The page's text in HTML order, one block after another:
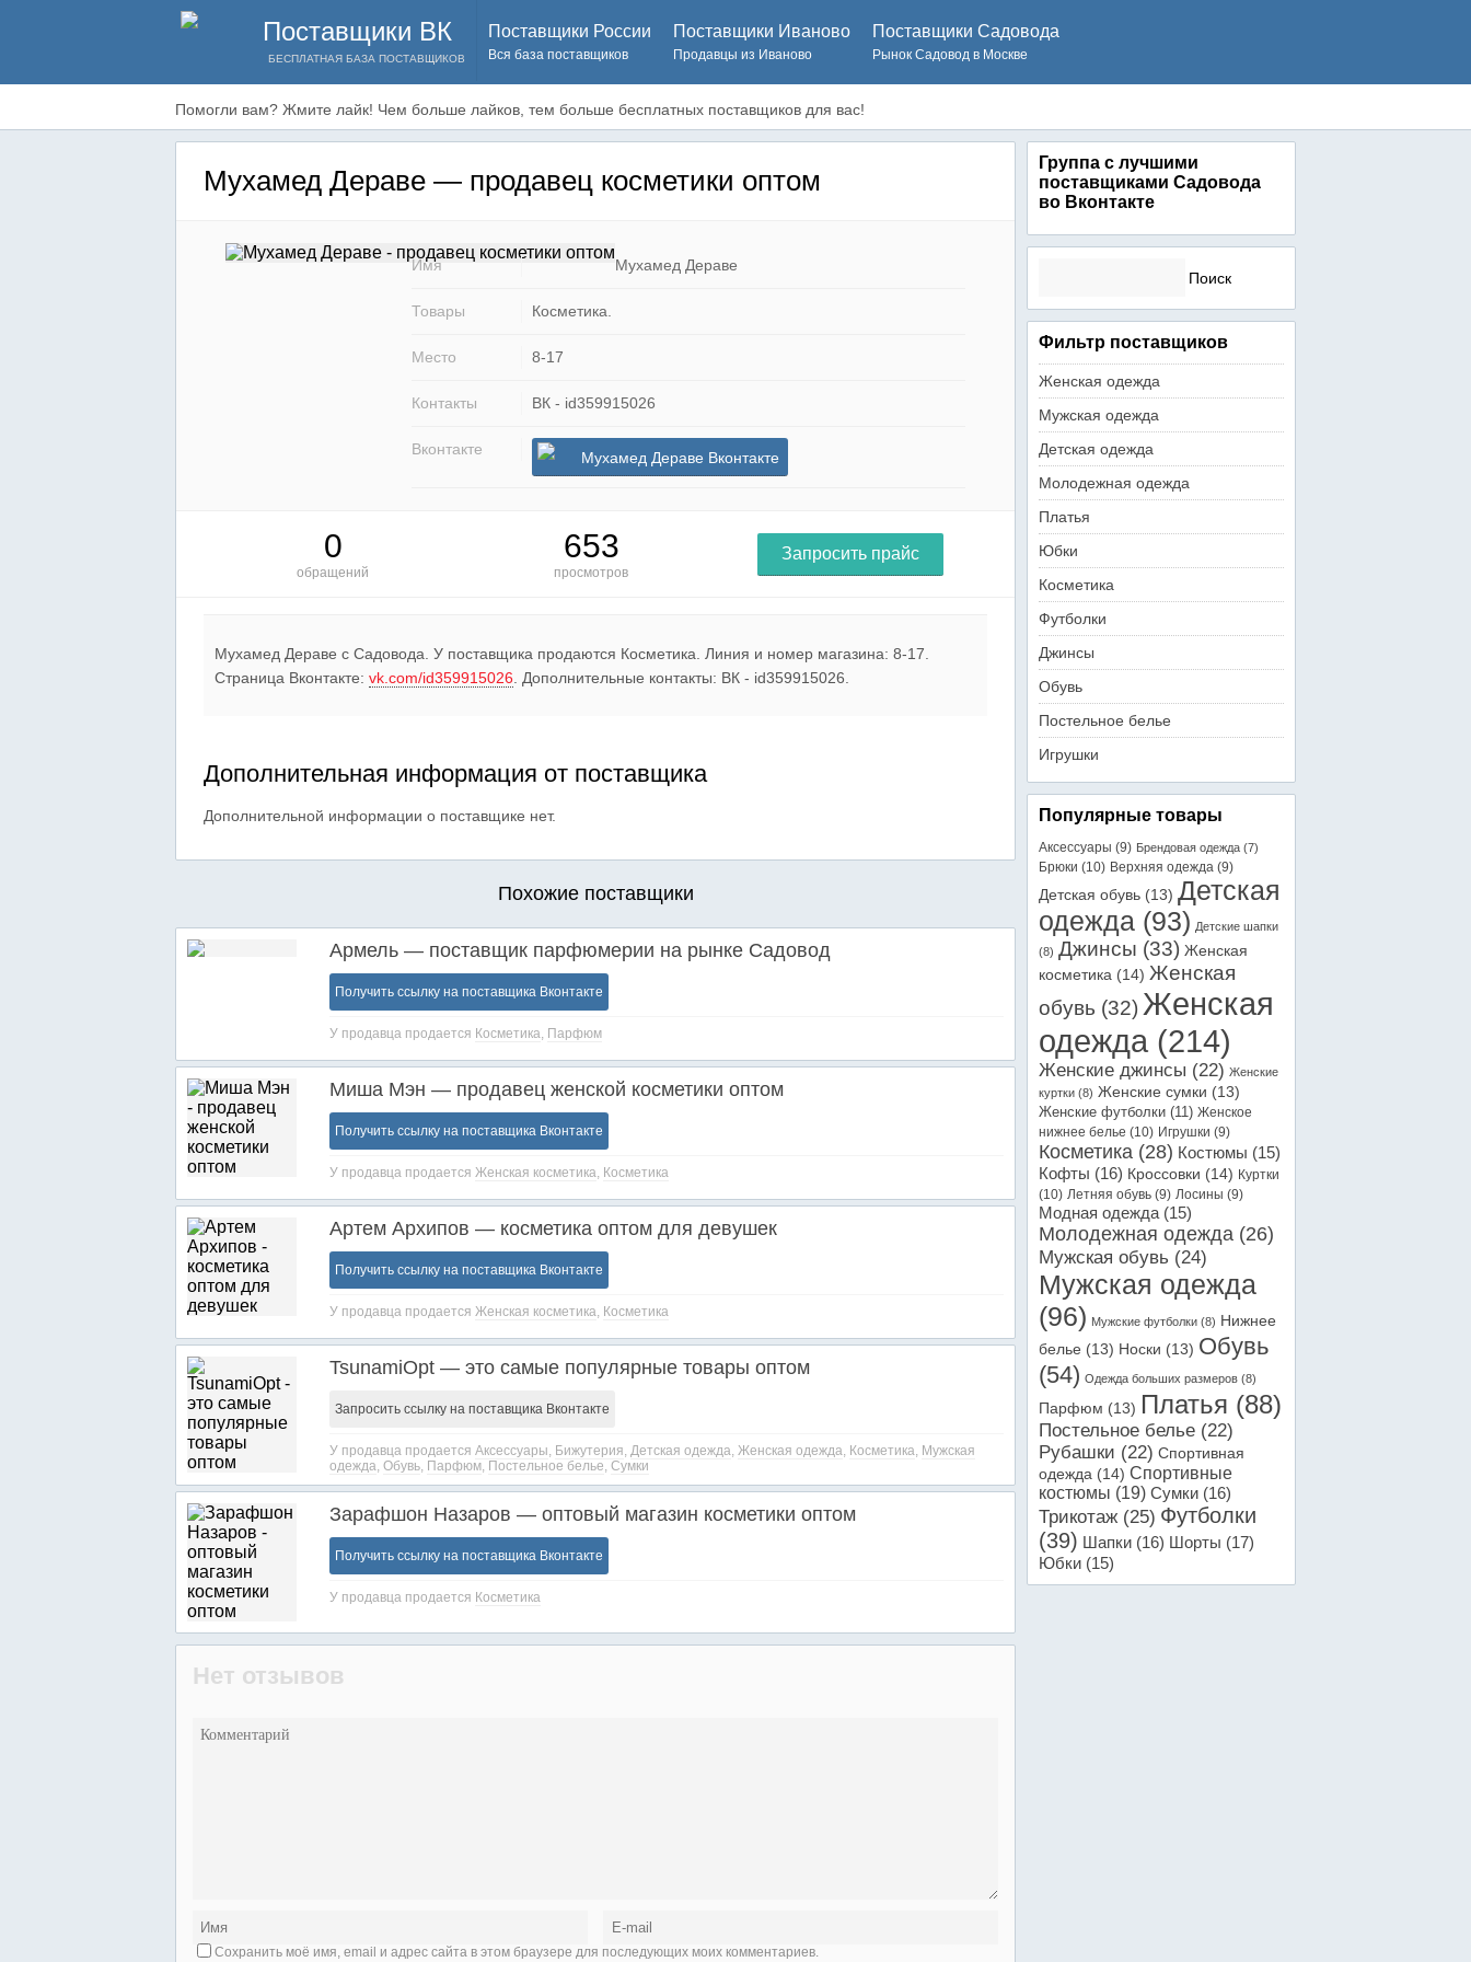
Поставщики ВК
БЕСПЛАТНАЯ БАЗА ПОСТАВЩИКОВ
Поставщики России
Вся база поставщиков
Поставщики Иваново
Продавцы из Иваново
Поставщики Садовода
Рынок Садовод в Москве
Помогли вам? Жмите лайк! Чем больше лайков, тем больше бесплатных поставщиков для вас!
Мухамед Дераве — продавец косметики оптом
Имя Мухамед Дераве
Товары Косметика.
Место 8-17
Контакты ВК - id359915026
Вконтакте Мухамед Дераве Вконтакте
0
обращений
653
просмотров
Запросить прайс
Мухамед Дераве c Садовода. У поставщика продаются Косметика. Линия и номер магазина: 8-17.
Страница Вконтакте: vk.com/id359915026 . Дополнительные контакты: ВК - id359915026.
Дополнительная информация от поставщика
Дополнительной информации о поставщике нет.
Похожие поставщики
Армель — поставщик парфюмерии на рынке Садовод
Получить ссылку на поставщика Вконтакте
У продавца продается Косметика, Парфюм
Миша Мэн — продавец женской косметики оптом
Получить ссылку на поставщика Вконтакте
У продавца продается Женская косметика, Косметика
Αртем Αрхипов — косметика оптом для девушек
Получить ссылку на поставщика Вконтакте
У продавца продается Женская косметика, Косметика
TsunamiOpt — это самые популярные товары оптом
Запросить ссылку на поставщика Вконтакте
У продавца продается Аксессуары, Бижутерия, Детская одежда, Женская одежда, Косметика, Мужская
одежда, Обувь, Парфюм, Постельное белье, Сумки
Зарафшон Назаров — оптовый магазин косметики оптом
Получить ссылку на поставщика Вконтакте
У продавца продается Косметика
Нет отзывов
Сохранить моё имя, email и адрес сайта в этом браузере для последующих моих комментариев.
Группа с лучшими
поставщиками Садовода
во Вконтакте
Фильтр поставщиков
Женская одежда
Мужская одежда
Детская одежда
Молодежная одежда
Платья
Юбки
Косметика
Футболки
Джинсы
Обувь
Постельное белье
Игрушки
Популярные товары
Аксессуары (9) Брендовая одежда (7)
Брюки (10) Верхняя одежда (9)
Детская обувь (13) Детская
одежда (93) Детские шапки
(8) Джинсы (33) Женская
косметика (14) Женская
обувь (32) Женская
одежда (214)
Женские джинсы (22) Женские
куртки (8) Женские сумки (13)
Женские футболки (11) Женское
нижнее белье (10) Игрушки (9)
Косметика (28) Костюмы (15)
Кофты (16) Кроссовки (14) Куртки
(10) Летняя обувь (9) Лосины (9)
Модная одежда (15)
Молодежная одежда (26)
Мужская обувь (24)
Мужская одежда
(96) Мужские футболки (8) Нижнее
белье (13) Носки (13) Обувь
(54) Одежда больших размеров (8)
Парфюм (13) Платья (88)
Постельное белье (22)
Рубашки (22) Спортивная
одежда (14) Спортивные
костюмы (19) Сумки (16)
Трикотаж (25) Футболки
(39) Шапки (16) Шорты (17)
Юбки (15)